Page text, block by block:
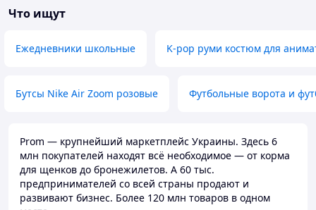
Что ищут
Ежедневники школьные K-pop руми костюм для
Бутсы Nike Air Zoom розовые Футбольные ворота и
Prom — крупнейший маркетплейс Украины. Здесь 6
млн покупателей находят всё необходимое — от корма
для щенков до бронежилетов. А 60 тыс.
предпринимателей со всей страны продают и
развивают бизнес. Более 120 млн товаров в одном